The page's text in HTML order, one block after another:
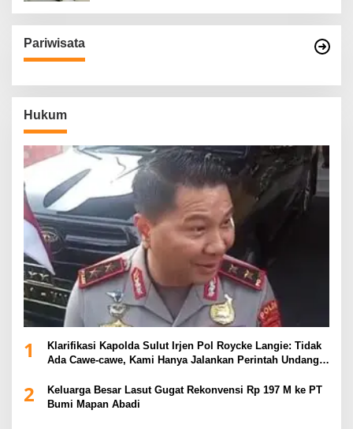
Pariwisata
Hukum
1
Klarifikasi Kapolda Sulut Irjen Pol Roycke Langie: Tidak
Ada Cawe-cawe, Kami Hanya Jalankan Perintah Undang-
2
Keluarga Besar Lasut Gugat Rekonvensi Rp 197 M ke PT
Bumi Mapan Abadi